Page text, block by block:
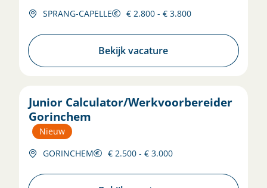
SPRANG-CAPELLE
€ 2.800 - € 3.800
Bekijk vacature
Junior Calculator/Werkvoorbereider
Gorinchem
Nieuw
GORINCHEM
€ 2.500 - € 3.000